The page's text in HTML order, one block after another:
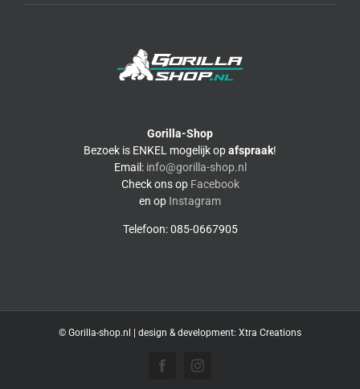
Gorilla-Shop
Bezoek is ENKEL mogelijk opafspraak!
Email: info@gorilla-shop.nl
Check ons op Facebook
en op Instagram
Telefoon: 085-0667905
© Gorilla-shop.nl | design & development: Xtra Creations
FacebookInstagram